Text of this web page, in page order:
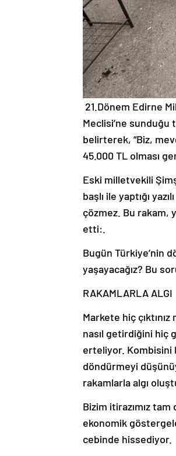
21.Dönem Edirne
Meclisi’ne sunduğu
belirterek, “Biz,
45.000 TL olması
Eski milletvekili
başlı ile yaptığı
çözmez. Bu rakam,
etti:.
Bugün Türkiye’nin
yaşayacağız? Bu
RAKAMLARLA ALGI
Markete hiç
nasıl getirdiğini hiç
erteliyor. Kombisini
döndürmeyi
rakamlarla algı
Bizim itirazımız tam
ekonomik
cebinde hissediyor.